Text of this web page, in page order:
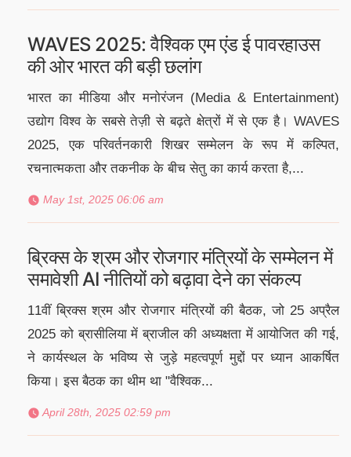
WAVES 2025: वैश्विक एम एंड ई पावरहाउस
की ओर भारत की बड़ी छलांग
भारत का मीडिया और मनोरंजन (Media & Entertainment)
उद्योग विश्व के सबसे तेज़ी से बढ़ते क्षेत्रों में से एक है। WAVES
2025, एक परिवर्तनकारी शिखर सम्मेलन के रूप में कल्पित,
रचनात्मकता और तकनीक के बीच सेतु का कार्य करता है,...
May 1st, 2025 06:06 am
ब्रिक्स के श्रम और रोजगार मंत्रियों के सम्मेलन में
समावेशी AI नीतियों को बढ़ावा देने का संकल्प
11वीं ब्रिक्स श्रम और रोजगार मंत्रियों की बैठक, जो 25 अप्रैल
2025 को ब्रासीलिया में ब्राजील की अध्यक्षता में आयोजित की गई,
ने कार्यस्थल के भविष्य से जुड़े महत्वपूर्ण मुद्दों पर ध्यान आकर्षित
किया। इस बैठक का थीम था "वैश्विक...
April 28th, 2025 02:59 pm